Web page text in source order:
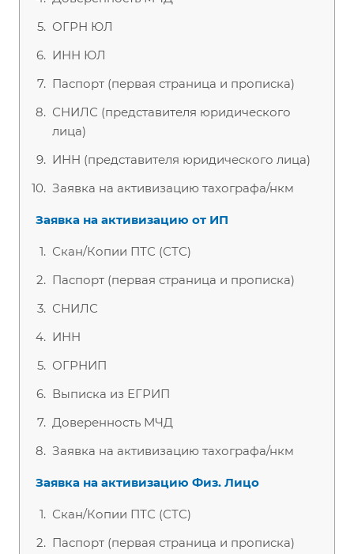
ОГРН ЮЛ
ИНН ЮЛ
Паспорт (первая страница и прописка)
СНИЛС (представителя юридического
лица)
ИНН (представителя юридического лица)
Заявка на активизацию тахографа/нкм
Заявка на активизацию от ИП
Скан/Копии ПТС (СТС)
Паспорт (первая страница и прописка)
СНИЛС
ИНН
ОГРНИП
Выписка из ЕГРИП
Доверенность МЧД
Заявка на активизацию тахографа/нкм
Заявка на активизацию Физ. Лицо
Скан/Копии ПТС (СТС)
Паспорт (первая страница и прописка)